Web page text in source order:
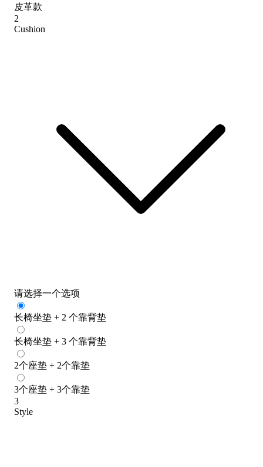
皮革款
2
Cushion
请选择一个选项
长椅坐垫 + 2 个靠背垫
长椅坐垫 + 3 个靠背垫
2个座垫 + 2个靠垫
3个座垫 + 3个靠垫
3
Style